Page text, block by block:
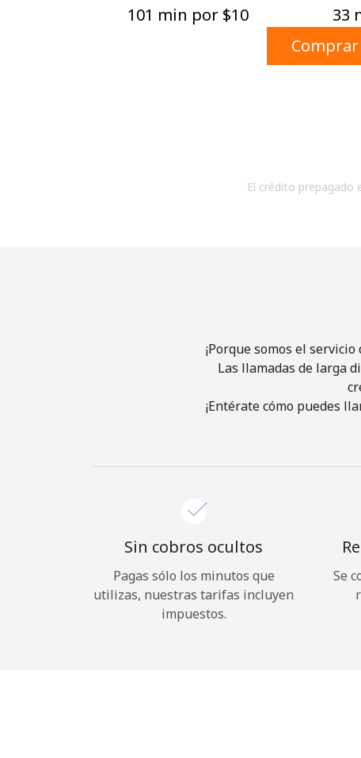
101 min por ⁦$10⁩ 33
El crédito prepagado
¡Porque somos el
Las llamadas de larga
¡Entérate cómo puedes
Sin cobros ocultos
Pagas sólo los minutos que
utilizas, nuestras tarifas incluyen
impuestos.
Se